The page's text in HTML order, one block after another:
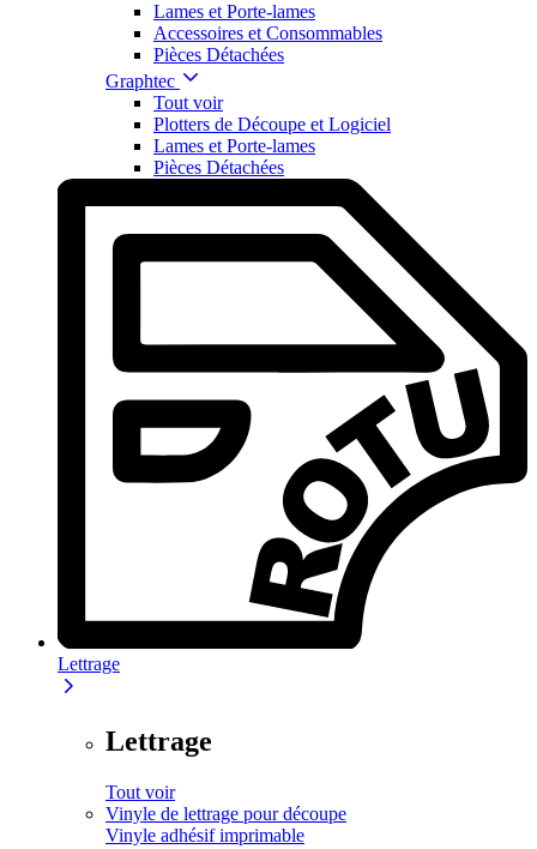
Lames et Porte-lames
Accessoires et Consommables
Pièces Détachées
Graphtec
Tout voir
Plotters de Découpe et Logiciel
Lames et Porte-lames
Pièces Détachées
Lettrage
Lettrage
Tout voir
Vinyle de lettrage pour découpe
Vinyle adhésif imprimable